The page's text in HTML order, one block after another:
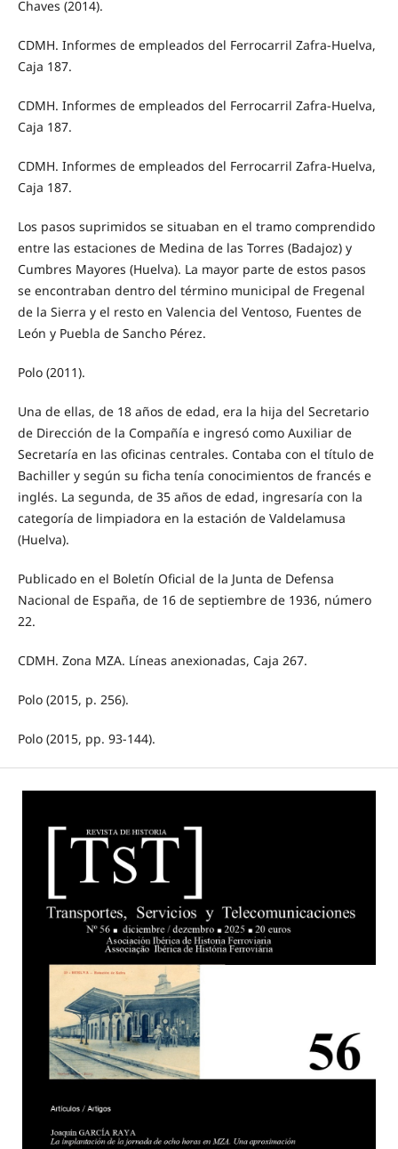
Chaves (2014).
CDMH. Informes de empleados del Ferrocarril Zafra-Huelva,
Caja 187.
CDMH. Informes de empleados del Ferrocarril Zafra-Huelva,
Caja 187.
CDMH. Informes de empleados del Ferrocarril Zafra-Huelva,
Caja 187.
Los pasos suprimidos se situaban en el tramo comprendido
entre las estaciones de Medina de las Torres (Badajoz) y
Cumbres Mayores (Huelva). La mayor parte de estos pasos
se encontraban dentro del término municipal de Fregenal
de la Sierra y el resto en Valencia del Ventoso, Fuentes de
León y Puebla de Sancho Pérez.
Polo (2011).
Una de ellas, de 18 años de edad, era la hija del Secretario
de Dirección de la Compañía e ingresó como Auxiliar de
Secretaría en las oficinas centrales. Contaba con el título de
Bachiller y según su ficha tenía conocimientos de francés e
inglés. La segunda, de 35 años de edad, ingresaría con la
categoría de limpiadora en la estación de Valdelamusa
(Huelva).
Publicado en el Boletín Oficial de la Junta de Defensa
Nacional de España, de 16 de septiembre de 1936, número
22.
CDMH. Zona MZA. Líneas anexionadas, Caja 267.
Polo (2015, p. 256).
Polo (2015, pp. 93-144).